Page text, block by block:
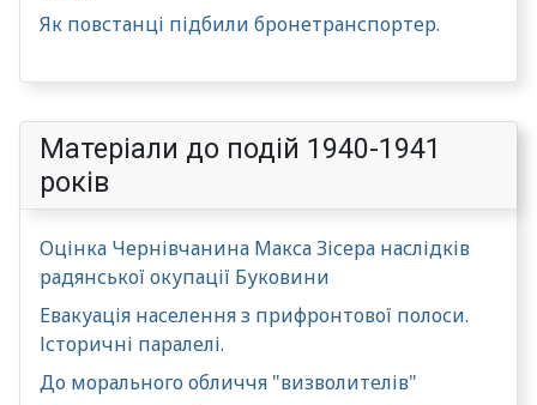
Матеріали до подій 1940-1941
років
Оцінка Чернівчанина Макса Зісера наслідків
радянської окупації Буковини
Евакуація населення з прифронтової полоси.
Історичні паралелі.
До морального обличчя "визволителів"
Як повстанці підбили бронетранспортер.